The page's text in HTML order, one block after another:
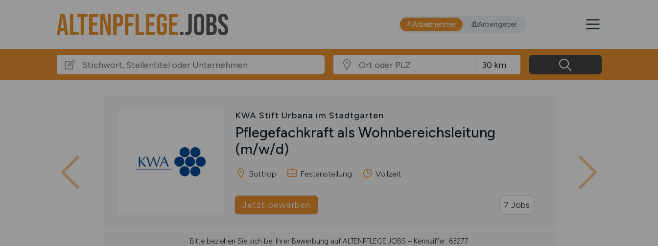
Arbeitnehmer Arbeitgeber
KWA Stift Urbana im Stadtgarten
Pflegefachkraft als Wohnbereichsleitung
(m/w/d)
Bottrop Festanstellung Vollzeit
Jetzt bewerben 7 Jobs
Bitte beziehen Sie sich bei Ihrer Bewerbung auf ALTENPFLEGE.JOBS – Kennziffer: 63277